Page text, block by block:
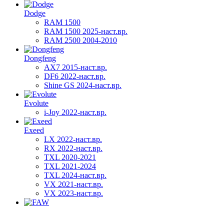
Dodge
RAM 1500
RAM 1500 2025-наст.вр.
RAM 2500 2004-2010
Dongfeng
AX7 2015-наст.вр.
DF6 2022-наст.вр.
Shine GS 2024-наст.вр.
Evolute
i-Joy 2022-наст.вр.
Exeed
LX 2022-наст.вр.
RX 2022-наст.вр.
TXL 2020-2021
TXL 2021-2024
TXL 2024-наст.вр.
VX 2021-наст.вр.
VX 2023-наст.вр.